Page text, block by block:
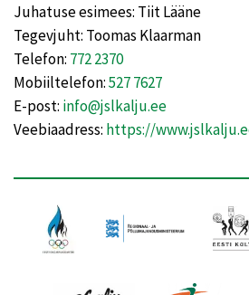
Juhatuse esimees: Tiit Lääne
Tegevjuht: Toomas Klaarman
Telefon: 772 2370
Mobiiltelefon:527 7627
E-post: info@jslkalju.ee
Veebiaadress: https://